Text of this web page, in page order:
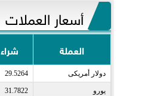
أسعار العملات
العملة شراء
دولار أمريكى​ 29.5264
يورو​ 31.7822